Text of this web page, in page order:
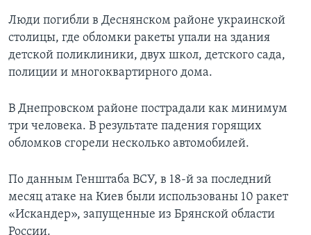
Люди погибли в Деснянском районе украинской
столицы, где обломки ракеты упали на здания
детской поликлиники, двух школ, детского сада,
полиции и многоквартирного дома.
В Днепровском районе пострадали как минимум
три человека. В результате падения горящих
обломков сгорели несколько автомобилей.
По данным Генштаба ВСУ, в 18-й за последний
месяц атаке на Киев были использованы 10 ракет
«Искандер», запущенные из Брянской области
России.